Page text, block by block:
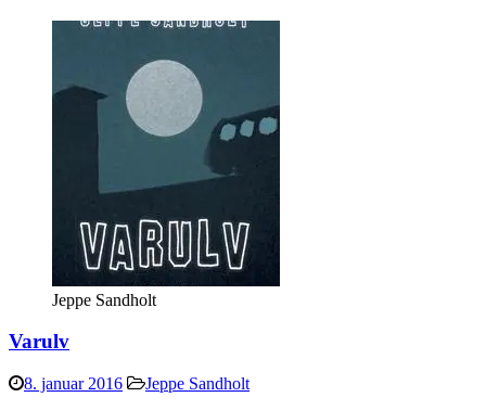
Jeppe Sandholt
Varulv
8. januar 2016
Jeppe Sandholt